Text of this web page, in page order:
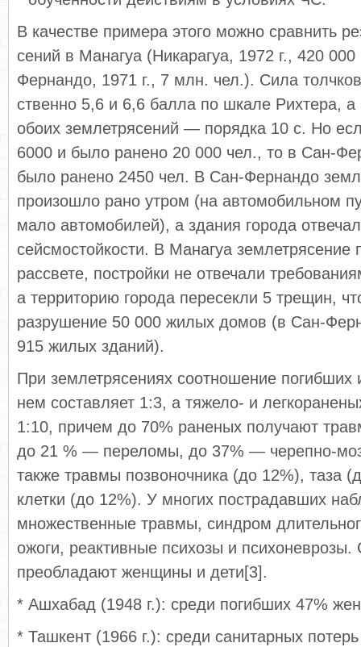
В качестве примера этого можно сравнить
сений в Манагуа (Никарагуа, 1972 г., 420
Фернандо, 1971 г., 7 млн. чел.). Сила
ственно 5,6 и 6,6 балла по шкале Рихтера, а
обоих землетрясений — порядка 10 с. Но
6000 и было ранено 20 000 чел., то в Сан-
было ранено 2450 чел. В Сан-Фернандо
произошло рано утром (на автомобильном
мало автомоби­лей), а здания города
сейсмостойкости. В Манагуа землетрясение
рассвете, постройки не отвечали
а территорию города пе­ресекли 5 трещин,
разрушение 50 000 жилых домов (в Сан-
915 жилых зданий).
При землетрясениях соотношение
нем составляет 1:3, а тяжело- и
1:10, причем до 70% раненых получают
до 21 % — переломы, до 37% — черепно-
также травмы позвоночника (до 12%), таза
клетки (до 12%). У многих пострадавших
множественные травмы, син­дром
ожоги, реактивные психозы и
преобладают женщины и дети[3].
* Ашхабад (1948 г.): среди погибших 47%
* Ташкент (1966 г.): среди санитарных